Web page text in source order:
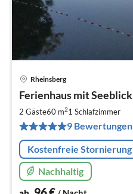
Rheinsberg
Ferienhaus mit Seeblick
2 Gäste60 m21 Schlafzimmer
9 Bewertungen
Kostenfreie Stornierung
Nachhaltig